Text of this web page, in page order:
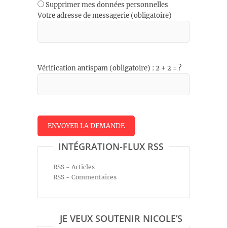
Supprimer mes données personnelles
Votre adresse de messagerie (obligatoire)
Vérification antispam (obligatoire) : 2 + 2 = ?
INTÉGRATION-FLUX RSS
RSS - Articles
RSS - Commentaires
JE VEUX SOUTENIR NICOLE’S